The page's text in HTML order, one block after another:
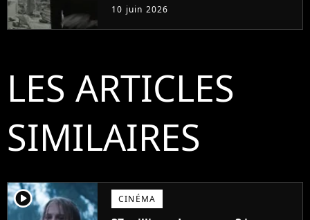
ne sait ce qui va se passer
10 juin 2026
LES ARTICLES
SIMILAIRES
player2 CINÉMA